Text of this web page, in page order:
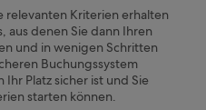
relevanten Kriterien erhalten
aus denen Sie dann Ihren
und in wenigen Schritten
Buchungssystem
Platz sicher ist und Sie
starten können.